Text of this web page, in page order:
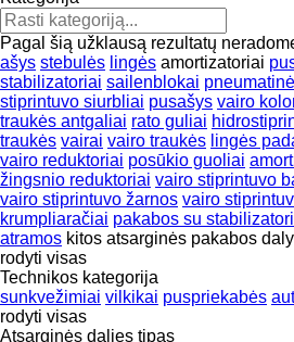
Pagal šią užklausą rezultatų
ašys stebulės lingės amortizatoriai
stabilizatoriai sailenblokai
stiprintuvo siurbliai pusašys vairo
traukės antgaliai rato guliai
traukės vairai vairo traukės lingės
vairo reduktoriai posūkio guoliai
žingsnio reduktoriai vairo stiprintuvo
vairo stiprintuvo žarnos vairo
krumpliaračiai pakabos su
atramos kitos atsarginės pakabos
rodyti visas
Technikos kategorija
sunkvežimiai vilkikai puspriekabės
rodyti visas
Atsarginės dalies tipas